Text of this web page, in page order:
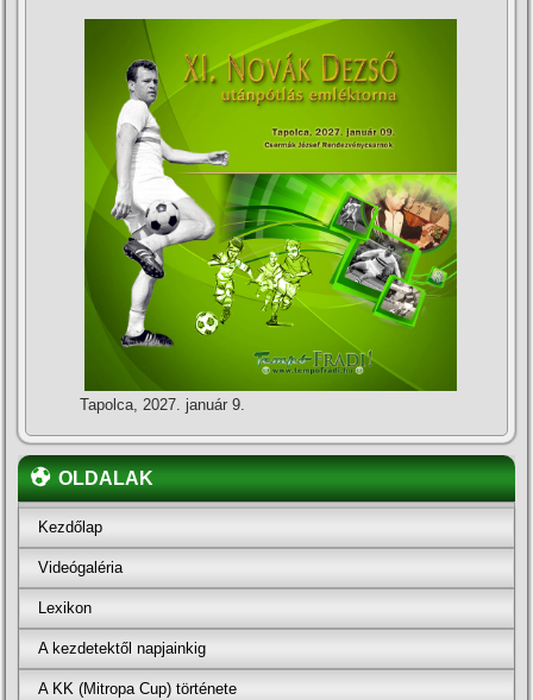
Tapolca, 2027. január 9.
OLDALAK
Kezdőlap
Videógaléria
Lexikon
A kezdetektől napjainkig
A KK (Mitropa Cup) története